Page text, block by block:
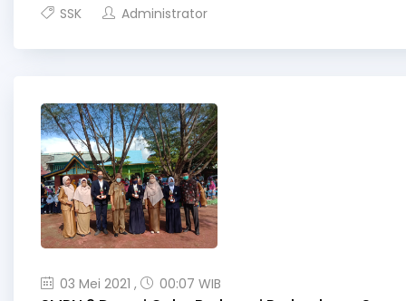
SSK Administrator
03 Mei 2021 , 00:07 WIB